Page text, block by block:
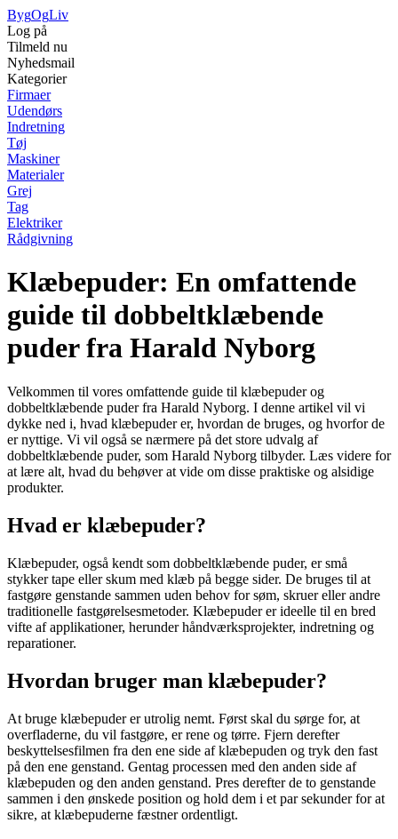
BygOgLiv
Log på
Tilmeld nu
Nyhedsmail
Kategorier
Firmaer
Udendørs
Indretning
Tøj
Maskiner
Materialer
Grej
Tag
Elektriker
Rådgivning
Klæbepuder: En omfattende
guide til dobbeltklæbende
puder fra Harald Nyborg
Velkommen til vores omfattende guide til klæbepuder og
dobbeltklæbende puder fra Harald Nyborg. I denne artikel vil vi
dykke ned i, hvad klæbepuder er, hvordan de bruges, og hvorfor de
er nyttige. Vi vil også se nærmere på det store udvalg af
dobbeltklæbende puder, som Harald Nyborg tilbyder. Læs videre for
at lære alt, hvad du behøver at vide om disse praktiske og alsidige
produkter.
Hvad er klæbepuder?
Klæbepuder, også kendt som dobbeltklæbende puder, er små
stykker tape eller skum med klæb på begge sider. De bruges til at
fastgøre genstande sammen uden behov for søm, skruer eller andre
traditionelle fastgørelsesmetoder. Klæbepuder er ideelle til en bred
vifte af applikationer, herunder håndværksprojekter, indretning og
reparationer.
Hvordan bruger man klæbepuder?
At bruge klæbepuder er utrolig nemt. Først skal du sørge for, at
overfladerne, du vil fastgøre, er rene og tørre. Fjern derefter
beskyttelsesfilmen fra den ene side af klæbepuden og tryk den fast
på den ene genstand. Gentag processen med den anden side af
klæbepuden og den anden genstand. Pres derefter de to genstande
sammen i den ønskede position og hold dem i et par sekunder for at
sikre, at klæbepuderne fæstner ordentligt.